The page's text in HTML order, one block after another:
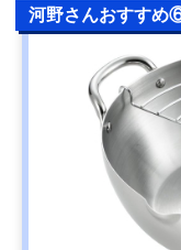
河野さんおすすめ